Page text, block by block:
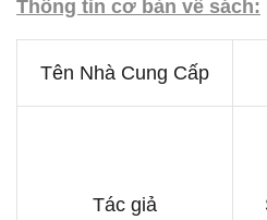
Thông tin cơ bản về sách:
Tên Nhà Cung Cấp
Tác giả